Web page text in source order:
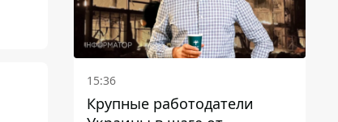
15:36
Крупные работодатели